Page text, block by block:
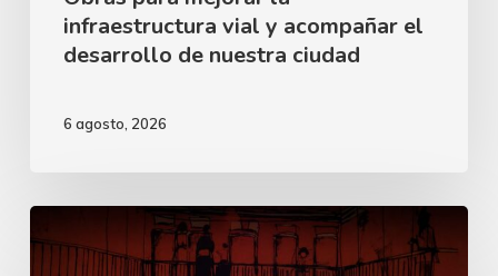
nuestra
ciudad
infraestructura vial y acompañar el
desarrollo de nuestra ciudad
6 agosto, 2026
Teatro